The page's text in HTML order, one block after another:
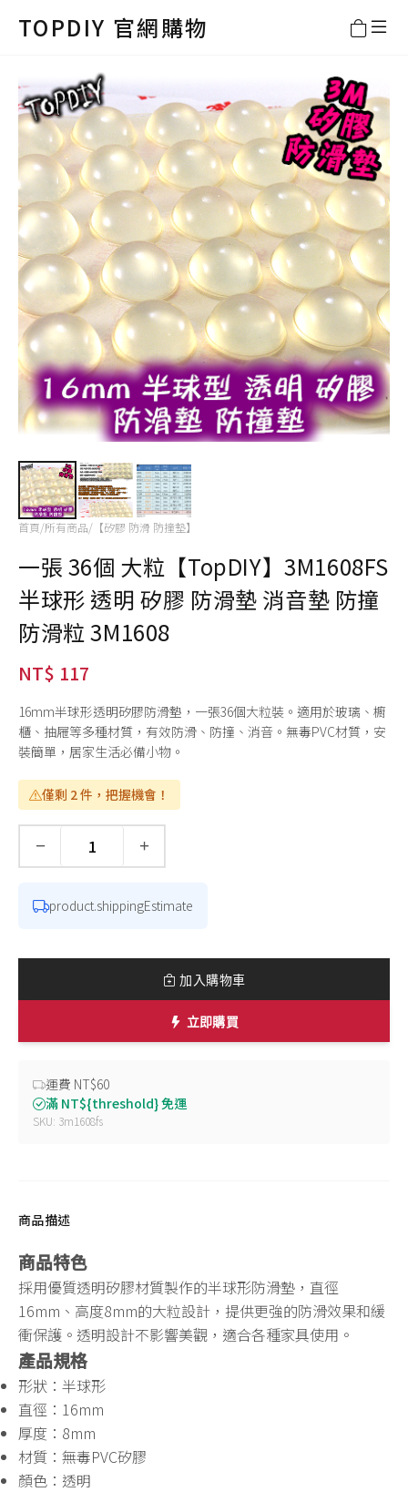
TOPDIY 官網購物
首頁/所有商品/ 【矽膠 防滑 防撞墊】
一張 36個 大粒【TopDIY】3M1608FS
半球形 透明 矽膠 防滑墊 消音墊 防撞
防滑粒 3M1608
NT$ 117
16mm半球形透明矽膠防滑墊，一張36個大粒裝。適用於玻璃、櫥
櫃、抽屜等多種材質，有效防滑、防撞、消音。無毒PVC材質，安
裝簡單，居家生活必備小物。
僅剩 2 件，把握機會！
− +
product.shippingEstimate
加入購物車
立即購買
運費 NT$60
滿 NT${threshold} 免運
SKU: 3m1608fs
商品描述
商品特色
採用優質透明矽膠材質製作的半球形防滑墊，直徑
16mm、高度8mm的大粒設計，提供更強的防滑效果和緩
衝保護。透明設計不影響美觀，適合各種家具使用。
產品規格
形狀：半球形
直徑：16mm
厚度：8mm
材質：無毒PVC矽膠
顏色：透明